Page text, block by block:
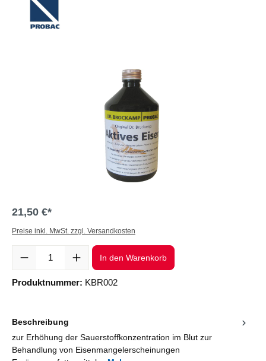
21,50 €*
Preise inkl. MwSt. zzgl. Versandkosten
Produkt Anzahl: Gib den gewünschten Wert ein oder benutze die
In den Warenkorb
Produktnummer: KBR002
Beschreibung
zur Erhöhung der Sauerstoffkonzentration im Blut zur
Behandlung von Eisenmangelerscheinungen